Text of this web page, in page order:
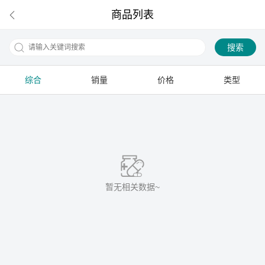
商品列表
搜索
综合 销量 价格 类型
暂无相关数据~